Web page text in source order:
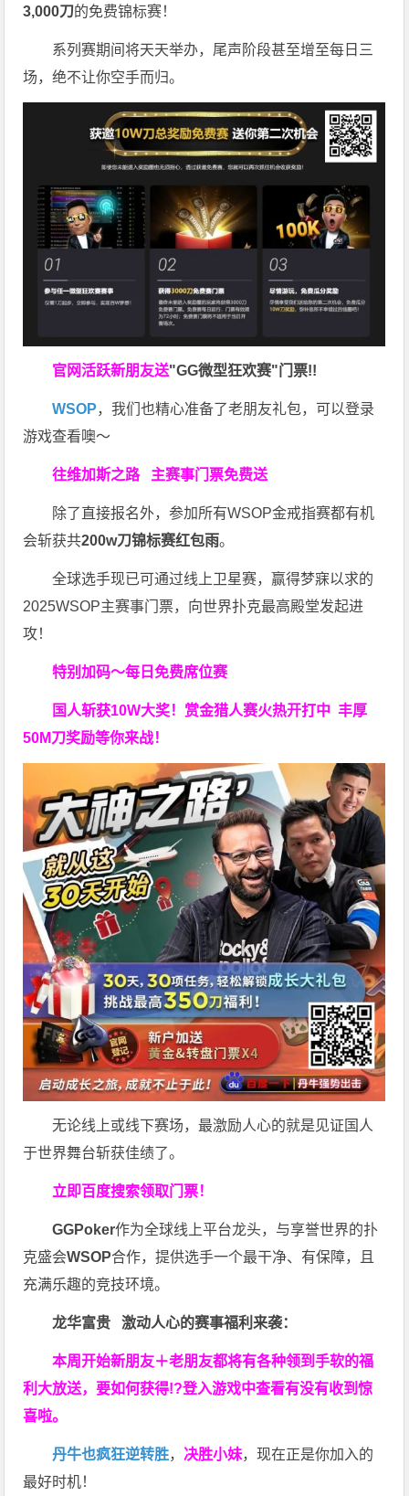
3,000刀的免费锦标赛！
系列赛期间将天天举办，尾声阶段甚至增至每日三
场，绝不让你空手而归。
官网活跃新朋友送"GG微型狂欢赛"门票!!
WSOP，我们也精心准备了老朋友礼包，可以登录
游戏查看噢～
往维加斯之路 主赛事门票免费送
除了直接报名外，参加所有WSOP金戒指赛都有机
会斩获共200w刀锦标赛红包雨。
全球选手现已可通过线上卫星赛，赢得梦寐以求的
2025WSOP主赛事门票，向世界扑克最高殿堂发起进
攻！
特别加码～每日免费席位赛
国人斩获10W大奖！ 赏金猎人赛火热开打中 丰厚
50M刀奖励等你来战！
无论线上或线下赛场，最激励人心的就是见证国人
于世界舞台斩获佳绩了。
立即百度搜索领取门票！
GGPoker作为全球线上平台龙头，与享誉世界的扑
克盛会WSOP合作，提供选手一个最干净、有保障，且
充满乐趣的竞技环境。
龙华富贵 激动人心的赛事福利来袭：
本周开始新朋友＋老朋友都将有各种领到手软的福
利大放送，要如何获得!?登入游戏中查看有没有收到惊
喜啦。
丹牛也疯狂逆转胜， 决胜小妹，现在正是你加入的
最好时机！